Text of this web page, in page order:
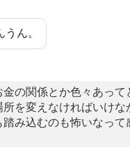
うん。
の関係とか色々あって
所を変えなければいけな
み込むのも怖いなって